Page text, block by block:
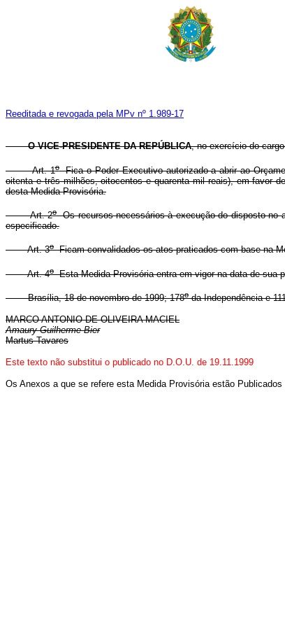
Reeditada e revogada pela MPv nº 1.989-17
O VICE-PRESIDENTE DA REPÚBLICA, no exercício do
Art. 1oFica o Poder Executivo autorizado a abrir ao
oitenta e três milhões, oitocentos e quarenta mil reais), em favor
desta Medida Provisória.
Art. 2oOs recursos necessários à execução do disposto no
especificado.
Art. 3oFicam convalidados os atos praticados com base na
Art. 4oEsta Medida Provisória entra em vigor na data de sua
Brasília, 18 de novembro de 1999; 178oda Independência e
MARCO ANTONIO DE OLIVEIRA MACIEL
Amaury Guilherme Bier
Martus Tavares
Este texto não substitui o publicado no D.O.U. de 19.11.1999
Os Anexos a que se refere esta Medida Provisória estão